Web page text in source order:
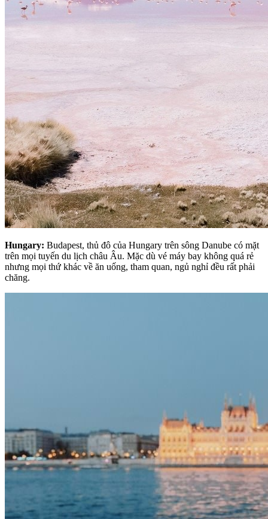
Hungary: Budapest, thủ đô của Hungary trên sông Danube có mặt
trên mọi tuyến du lịch châu Âu. Mặc dù vé máy bay không quá rẻ
nhưng mọi thứ khác về ăn uống, tham quan, ngủ nghỉ đều rất phải
chăng.